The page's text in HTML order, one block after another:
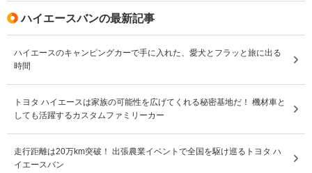
ハイエースバンの最新記事
ハイエースのキャンピングカーで手に入れた、愛犬とフラッと旅に出る
時間
トヨタ ハイエースは家族の可能性を広げてくれる秘密基地だ！ 機材車と
しても活躍するカスタムファミリーカー
走行距離は20万km突破！ 出張農業イベントで全国を駆け巡るトヨタ ハ
イエースバン